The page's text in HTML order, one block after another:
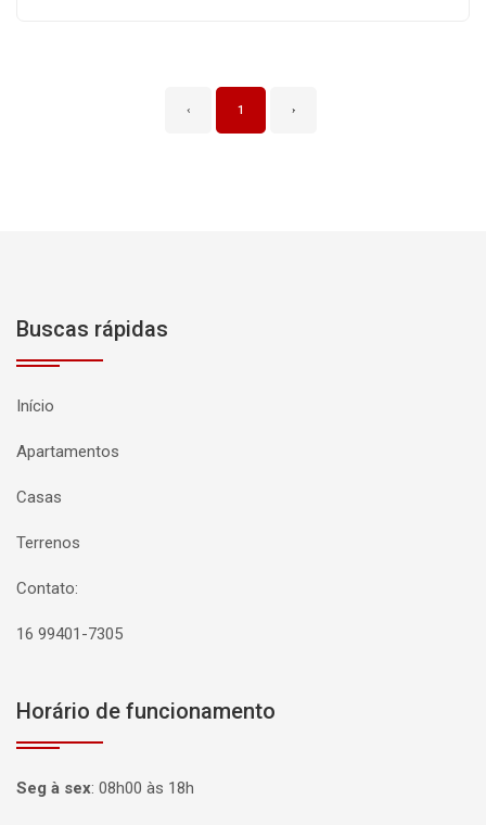
‹ 1 ›
Buscas rápidas
Início
Apartamentos
Casas
Terrenos
Contato:
16 99401-7305
Horário de funcionamento
Seg à sex: 08h00 às 18h